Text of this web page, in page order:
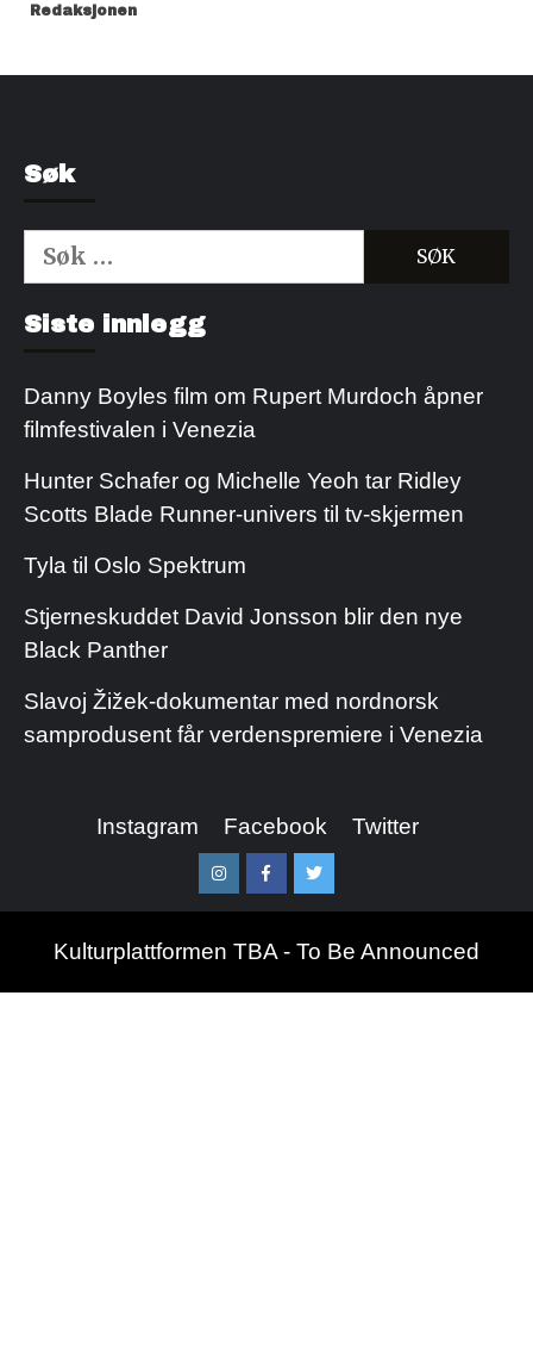
Redaksjonen
Søk
Søk
etter:
Siste innlegg
Danny Boyles film om Rupert Murdoch åpner
filmfestivalen i Venezia
Hunter Schafer og Michelle Yeoh tar Ridley
Scotts Blade Runner-univers til tv-skjermen
Tyla til Oslo Spektrum
Stjerneskuddet David Jonsson blir den nye
Black Panther
Slavoj Žižek-dokumentar med nordnorsk
samprodusent får verdenspremiere i Venezia
Instagram Facebook Twitter
InstagramFacebookTwitter
Kulturplattformen TBA - To Be Announced